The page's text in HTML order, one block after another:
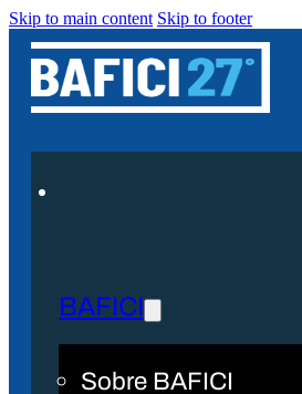
Skip to main content Skip to footer
BAFICI
Sobre BAFICI